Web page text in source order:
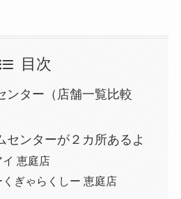
目次
ンター（店舗一覧比較
センターが２カ所あるよ
恵庭店
ぎゃらくしー 恵庭店